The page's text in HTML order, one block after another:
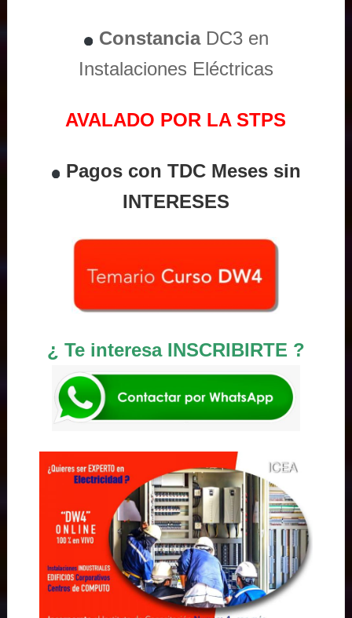
ConstanciaDC3 en
Instalaciones Eléctricas
AVALADO POR LA STPS
Pagos con TDC Meses sin
INTERESES
¿ Te interesa INSCRIBIRTE ?